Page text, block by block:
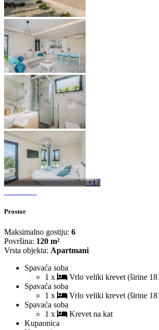
+17
Prostor
Maksimalno gostiju: 6
Površina: 120 m²
Vrsta objekta: Apartmani
Spavaća soba
1 x
Vrlo veliki krevet (širine
Spavaća soba
1 x
Vrlo veliki krevet (širine
Spavaća soba
1 x
Krevet na kat
Kupaonica